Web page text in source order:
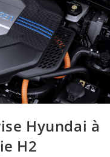
Hyundai à
H2